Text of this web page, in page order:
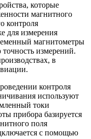
которые
магнитного
контроля
для измерения
магнитометры
измерений.
в
контроля
используют
токи
прибора базируется
поля
с помощью